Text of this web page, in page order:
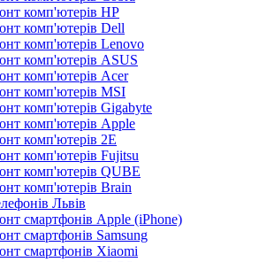
комп'ютерів HP
комп'ютерів Dell
комп'ютерів Lenovo
комп'ютерів ASUS
комп'ютерів Acer
комп'ютерів MSI
комп'ютерів Gigabyte
комп'ютерів Apple
комп'ютерів 2E
комп'ютерів Fujitsu
комп'ютерів QUBE
комп'ютерів Brain
Львів
смартфонів Apple (iPhone)
смартфонів Samsung
смартфонів Xiaomi